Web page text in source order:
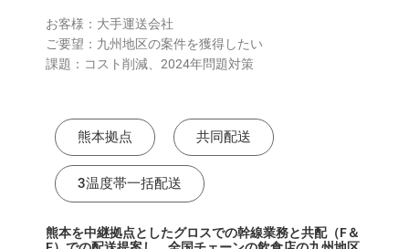
お客様：大手運送会社
ご要望：九州地区の案件を獲得したい
課題：コスト削減、2024年問題対策
熊本拠点 共同配送
3温度帯一括配送
熊本を中継拠点としたグロスでの幹線業務と共配（F＆